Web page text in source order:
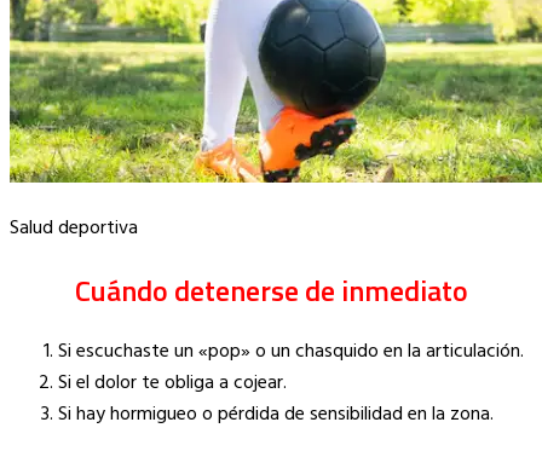
Salud deportiva
Cuándo detenerse de inmediato
Si escuchaste un «pop» o un chasquido en la articulación.
Si el dolor te obliga a cojear.
Si hay hormigueo o pérdida de sensibilidad en la zona.